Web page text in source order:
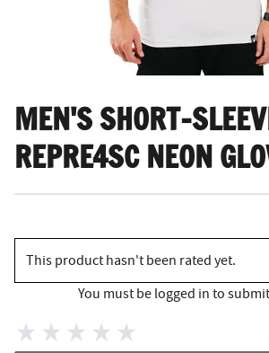
MEN'S SHORT-
REPRE4SC NEON
This product hasn't been rated yet.
You must be logged in to